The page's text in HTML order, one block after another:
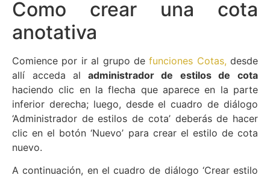
Como crear una cota
anotativa
Comience por ir al grupo defunciones Cotas, desde
allí acceda al administrador de estilos de cota
haciendo clic en la flecha que aparece en la parte
inferior derecha; luego, desde el cuadro de diálogo
‘Administrador de estilos de cota’ deberás de hacer
clic en el botón ‘Nuevo’ para crear el estilo de cota
nuevo.
A continuación, en el cuadro de diálogo ‘Crear estilo